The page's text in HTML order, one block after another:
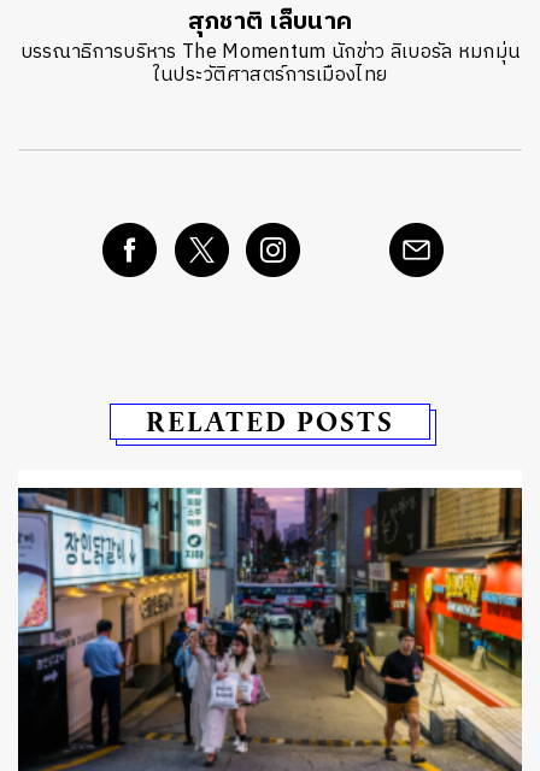
สุภชาติ เล็บนาค
บรรณาธิการบริหาร The Momentum นักข่าว ลิเบอรัล หมกมุ่น
ในประวัติศาสตร์การเมืองไทย
RELATED POSTS